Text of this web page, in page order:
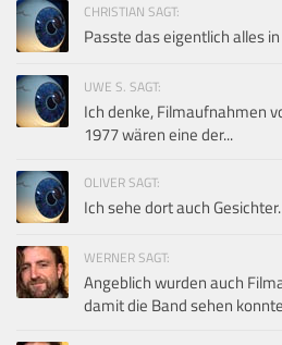
CHRISTIAN SAGT:
Passte das eigentlich alles
UWE S. SAGT:
Ich denke, Filmaufnahmen
1977 wären eine der...
OLIVER SAGT:
Ich sehe dort auch Gesichter.
WERNER SAGT:
Angeblich wurden auch
damit die Band sehen